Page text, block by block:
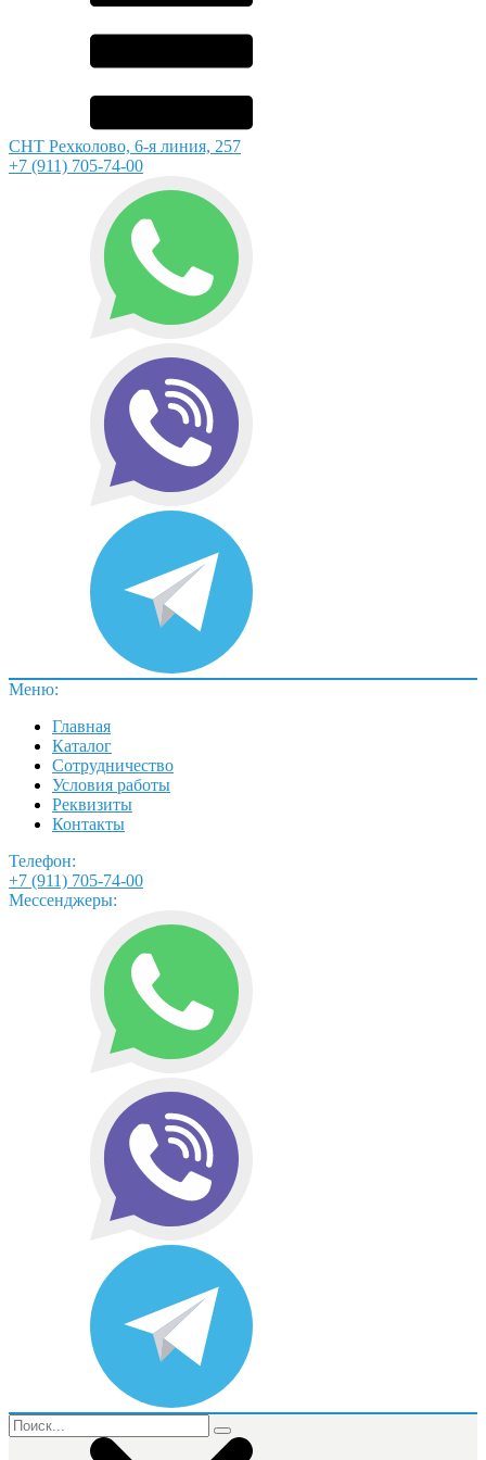
СНТ Рехколово, 6-я линия, 257
+7 (911) 705-74-00
Меню:
Главная
Каталог
Сотрудничество
Условия работы
Реквизиты
Контакты
Телефон:
+7 (911) 705-74-00
Мессенджеры: